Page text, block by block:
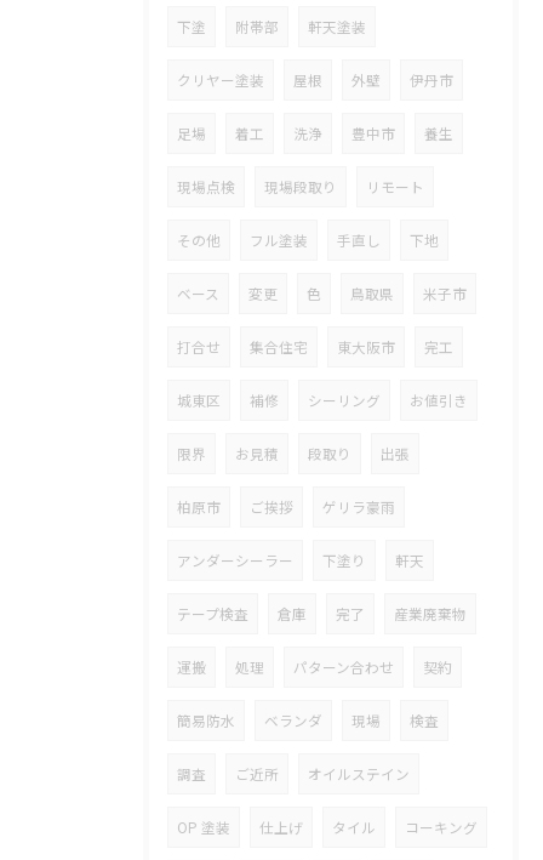
下塗 附帯部 軒天塗装
クリヤー塗装 屋根 外壁 伊丹市
足場 着工 洗浄 豊中市 養生
現場点検 現場段取り リモート
その他 フル塗装 手直し 下地
ベース 変更 色 鳥取県 米子市
打合せ 集合住宅 東大阪市 完工
城東区 補修 シーリング お値引き
限界 お見積 段取り 出張
柏原市 ご挨拶 ゲリラ豪雨
アンダーシーラー 下塗り 軒天
テープ検査 倉庫 完了 産業廃棄物
運搬 処理 パターン合わせ 契約
簡易防水 ベランダ 現場 検査
調査 ご近所 オイルステイン
OP 塗装 仕上げ タイル コーキング